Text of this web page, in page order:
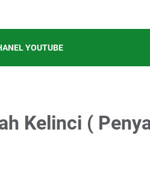
YOUTUBE
Kelinci (